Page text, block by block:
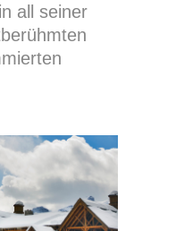
all seiner